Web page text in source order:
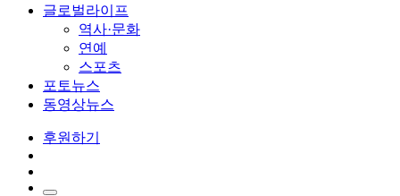
글로벌라이프
역사·문화
연예
스포츠
포토뉴스
동영상뉴스
후원하기